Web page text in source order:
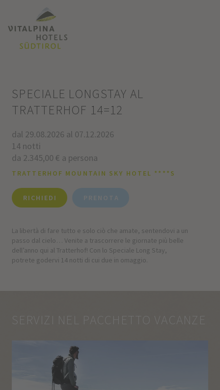
SPECIALE LONGSTAY AL
TRATTERHOF 14=12
dal 29.08.2026 al 07.12.2026
14 notti
da 2.345,00 € a persona
TRATTERHOF MOUNTAIN SKY HOTEL ****S
RICHIEDI PRENOTA
La libertà di fare tutto e solo ciò che amate, sentendovi a un
passo dal cielo… Venite a trascorrere le giornate più belle
dell’anno qui al Tratterhof! Con lo Speciale Long Stay,
potrete godervi 14 notti di cui due in omaggio.
SERVIZI NEL PACCHETTO VACANZE